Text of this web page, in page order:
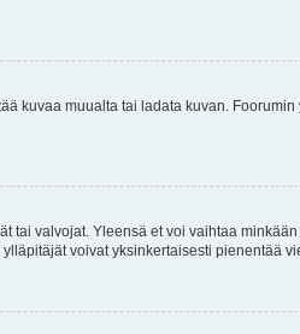
kuvaa muualta tai ladata kuvan.
tai valvojat. Yleensä et voi vaihtaa
voivat yksinkertaisesti pienentää